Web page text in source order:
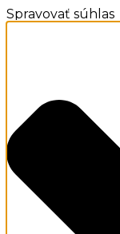
Spravovať súhlas